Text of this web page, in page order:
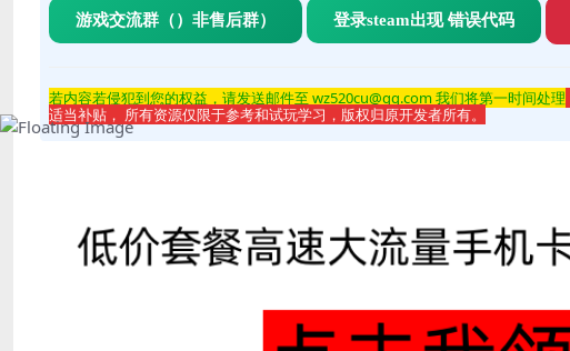
游戏交流群（）非售后群） 登录steam出现 错误代码
若内容若侵犯到您的权益，请发送邮件至 wz520cu@qq.com 我们将第一时间处理
适当补贴， 所有资源仅限于参考和试玩学习，版权归原开发者所有。